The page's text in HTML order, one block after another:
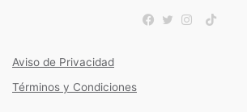
TikTok
Aviso de Privacidad
Términos y Condiciones